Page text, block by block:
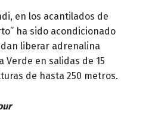
en los acantilados de
ha sido acondicionado
liberar adrenalina
Verde en salidas de 15
de hasta 250 metros.